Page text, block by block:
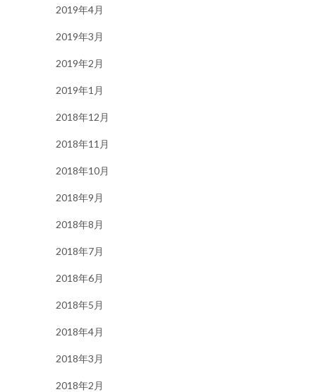
2019年4月
2019年3月
2019年2月
2019年1月
2018年12月
2018年11月
2018年10月
2018年9月
2018年8月
2018年7月
2018年6月
2018年5月
2018年4月
2018年3月
2018年2月